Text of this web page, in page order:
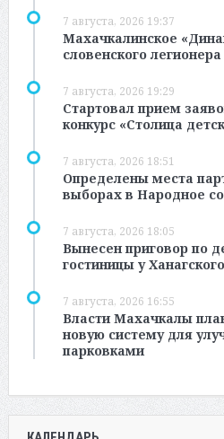
7 августа, 2026 19:37
Махачкалинское
словенского легионера
7 августа, 2026 19:29
Стартовал прием
конкурс «Столица
7 августа, 2026 18:51
Определены места
выборах в Народное
7 августа, 2026 18:05
Вынесен приговор по
гостиницы у
7 августа, 2026 16:55
Власти Махачкалы
новую систему для
парковками